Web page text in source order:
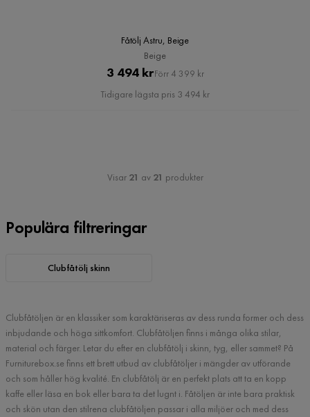
Fåtölj Astru, Beige
Beige
Pris
3 494 krOriginal
Pris
Förr 4 399 kr
Tidigare lägsta pris 3 494 kr
Visar 21 av 21 produkter
Populära filtreringar
Clubfåtölj skinn
Clubfåtöljen är en klassiker som karaktäriseras av dess runda former och dess
inbjudande och höga sittkomfort. Clubfåtöljen finns i många olika stilar,
material och färger. Letar du efter en clubfåtölj i skinn, tyg, eller sammet? På
Furniturebox.se finns ett brett utbud av clubfåtöljer i mängder av utförande
och som håller hög kvalité. En clubfåtölj är en perfekt plats att ta en kopp
kaffe eller läsa en bok eller bara ta det lugnt i. Fåtöljen är inte bara praktisk
och skön utan den stilrena clubfåtöljen passar i alla miljöer och med dess